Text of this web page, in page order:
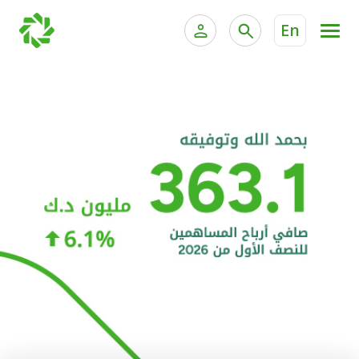
En
الخدمات المصرفية الإلكترونية للشركات
خدمة "بيتك" للتداول الإلكتروني
الحسابات المصرفية
البطاقات
"برامج العملاء"